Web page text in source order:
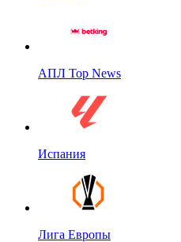
АПЛ Top News
Испания
Лига Европы